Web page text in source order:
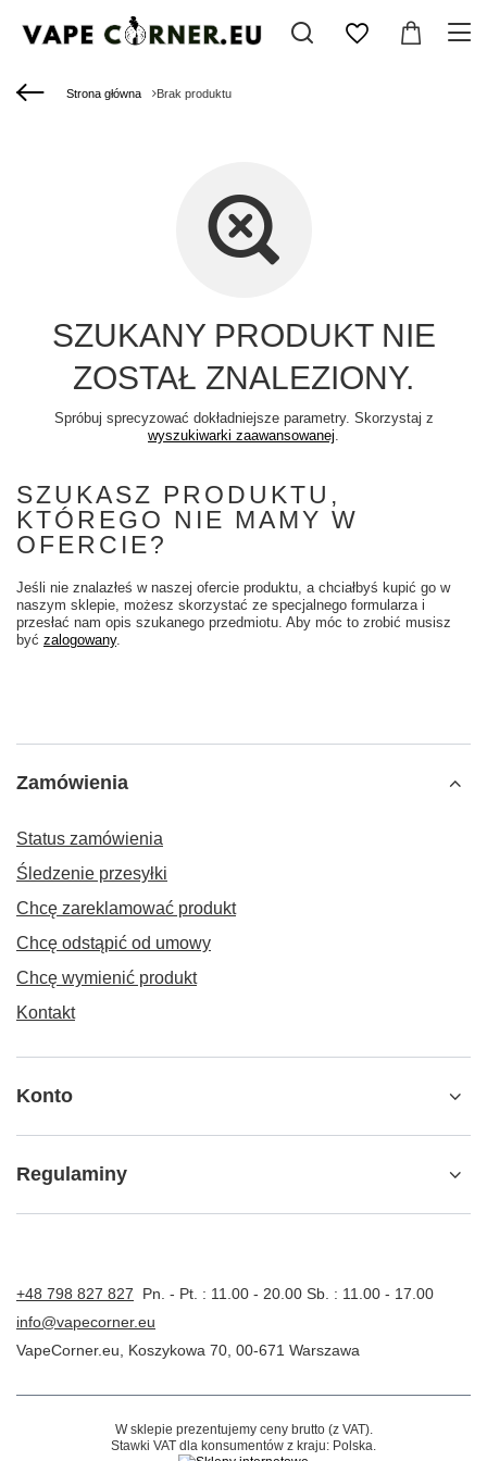
Strona główna Brak produktu
SZUKANY PRODUKT NIE
ZOSTAŁ ZNALEZIONY.
Spróbuj sprecyzować dokładniejsze parametry. Skorzystaj z
wyszukiwarki zaawansowanej.
SZUKASZ PRODUKTU,
KTÓREGO NIE MAMY W
OFERCIE?
Jeśli nie znalazłeś w naszej ofercie produktu, a chciałbyś kupić go w
naszym sklepie, możesz skorzystać ze specjalnego formularza i
przesłać nam opis szukanego przedmiotu. Aby móc to zrobić musisz
być zalogowany.
Zamówienia
Status zamówienia
Śledzenie przesyłki
Chcę zareklamować produkt
Chcę odstąpić od umowy
Chcę wymienić produkt
Kontakt
Konto
Regulaminy
+48 798 827 827
Pn. - Pt. : 11.00 - 20.00 Sb. : 11.00 - 17.00
info@vapecorner.eu
VapeCorner.eu
Koszykowa 70 00-671 Warszawa
W sklepie prezentujemy ceny brutto (z VAT).
Stawki VAT dla konsumentów z kraju: Polska.